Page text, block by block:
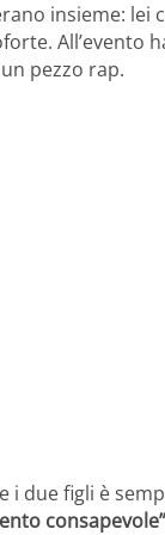
insieme: lei
All’evento
pezzo rap.
i due figli è
consapevole”